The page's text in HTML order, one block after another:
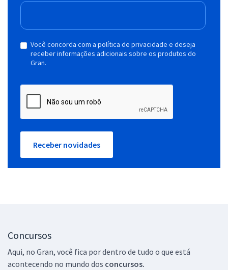
Você concorda com a política de privacidade e deseja
receber informações adicionais sobre os produtos do
Gran.
Receber novidades
Concursos
Aqui, no Gran, você fica por dentro de tudo o que está
acontecendo no mundo dos concursos.